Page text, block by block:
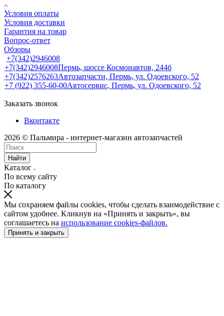
Условия оплаты
Условия доставки
Гарантия на товар
Вопрос-ответ
Обзоры
+7(342)2946008
+7(342)2946008Пермь, шоссе Космонавтов, 244б
+7(342)2576263Автозапчасти, Пермь, ул. Одоевского, 52
+7 (922) 355-60-00Автосервис, Пермь, ул. Одоевского, 52
Заказать звонок
Вконтакте
2026 © Пальмира - интернет-магазин автозапчастей
Найти
Каталог
По всему сайту
По каталогу
Мы сохраняем файлы cookies, чтобы сделать взаимодействие с
сайтом удобнее. Кликнув на «Принять и закрыть», вы
соглашаетесь на использование cookies-файлов.
Принять и закрыть